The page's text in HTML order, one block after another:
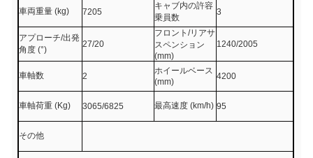
車両重量 (kg) 7205
キャブ内の許容
乗員数
3
アプローチ/出発
角度 (°)
27/20
フロント/リアサ
スペンション
(mm)
1240/2005
車軸数 2
ホイールベース
(mm)
4200
車軸荷重 (Kg) 3065/6825 最高速度 (km/h) 95
その他